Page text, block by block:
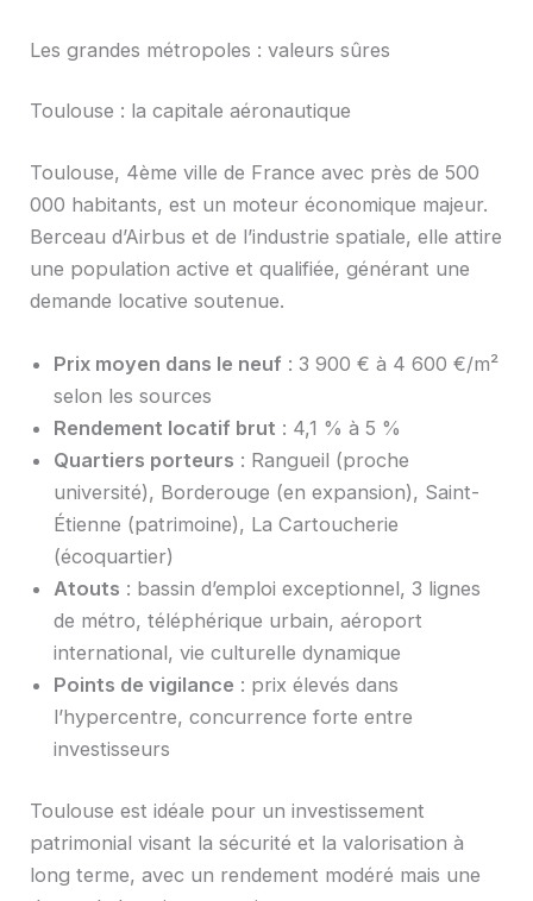
Les grandes métropoles : valeurs sûres
Toulouse : la capitale aéronautique
Toulouse, 4ème ville de France avec près de 500
000 habitants, est un moteur économique majeur.
Berceau d’Airbus et de l’industrie spatiale, elle attire
une population active et qualifiée, générant une
demande locative soutenue.
Prix moyen dans le neuf : 3 900 € à 4 600 €/m²
selon les sources
Rendement locatif brut : 4,1 % à 5 %
Quartiers porteurs : Rangueil (proche
université), Borderouge (en expansion), Saint-
Étienne (patrimoine), La Cartoucherie
(écoquartier)
Atouts : bassin d’emploi exceptionnel, 3 lignes
de métro, téléphérique urbain, aéroport
international, vie culturelle dynamique
Points de vigilance : prix élevés dans
l’hypercentre, concurrence forte entre
investisseurs
Toulouse est idéale pour un investissement
patrimonial visant la sécurité et la valorisation à
long terme, avec un rendement modéré mais une